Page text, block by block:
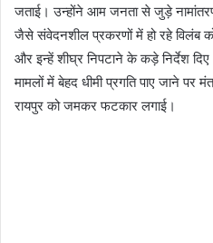
जताई। उन्होंने आम जनता से जुड़े
जैसे संवेदनशील प्रकरणों में हो रहे विलंब
और इन्हें शीघ्र निपटाने के कड़े निर्देश
मामलों में बेहद धीमी प्रगति पाए जाने पर
रायपुर को जमकर फटकार लगाई।